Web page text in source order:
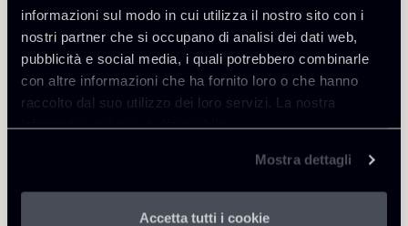
informazioni sul modo in cui utilizza il nostro sito con i
nostri partner che si occupano di analisi dei dati web,
pubblicità e social media, i quali potrebbero combinarle
con altre informazioni che ha fornito loro o che hanno
raccolto dal suo utilizzo dei loro servizi. La nostra
informativa privacy è disponibilequi.
Mostra dettagli
Accetta tutti i cookie
Torna agli Insights